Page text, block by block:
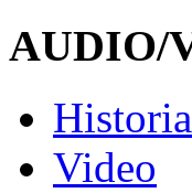
AUDIO/
Historia
Video